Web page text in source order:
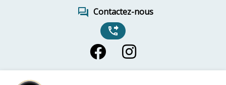
forum Contactez-nous
phone_forwarded